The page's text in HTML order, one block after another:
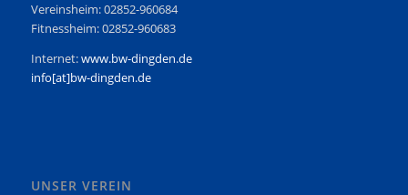
Vereinsheim: 02852-960684
Fitnessheim: 02852-960683
Internet:www.bw-dingden.de
info[at]bw-dingden.de
UNSER VEREIN